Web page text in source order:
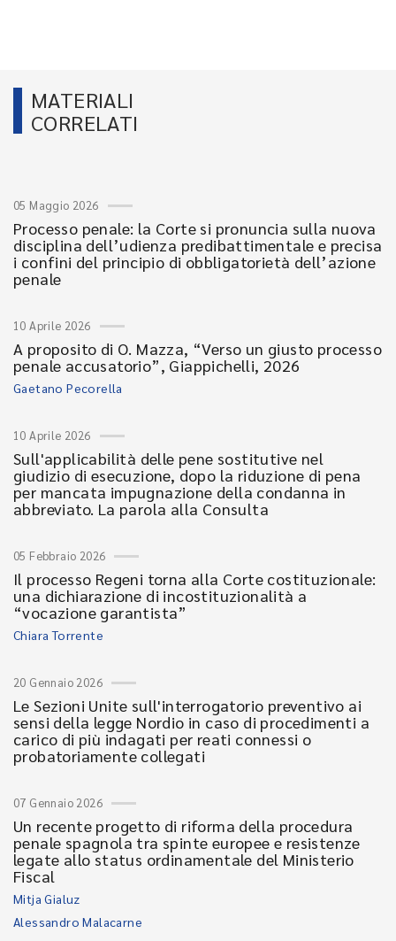
MATERIALI
CORRELATI
05 Maggio 2026
Processo penale: la Corte si pronuncia sulla nuova
disciplina dell’udienza predibattimentale e precisa
i confini del principio di obbligatorietà dell’azione
penale
10 Aprile 2026
A proposito di O. Mazza, “Verso un giusto processo
penale accusatorio”, Giappichelli, 2026
Gaetano Pecorella
10 Aprile 2026
Sull'applicabilità delle pene sostitutive nel
giudizio di esecuzione, dopo la riduzione di pena
per mancata impugnazione della condanna in
abbreviato. La parola alla Consulta
05 Febbraio 2026
Il processo Regeni torna alla Corte costituzionale:
una dichiarazione di incostituzionalità a
“vocazione garantista”
Chiara Torrente
20 Gennaio 2026
Le Sezioni Unite sull'interrogatorio preventivo ai
sensi della legge Nordio in caso di procedimenti a
carico di più indagati per reati connessi o
probatoriamente collegati
07 Gennaio 2026
Un recente progetto di riforma della procedura
penale spagnola tra spinte europee e resistenze
legate allo status ordinamentale del Ministerio
Fiscal
Mitja Gialuz
Alessandro Malacarne